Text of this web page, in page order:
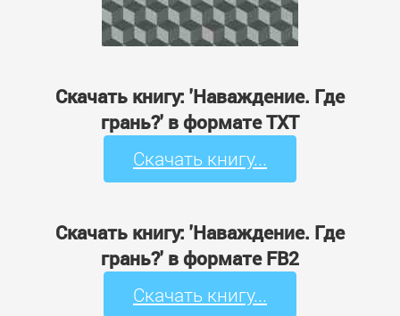
Скачать книгу: 'Наваждение. Где
грань?' в формате TXT
Скачать книгу...
Скачать книгу: 'Наваждение. Где
грань?' в формате FB2
Скачать книгу...